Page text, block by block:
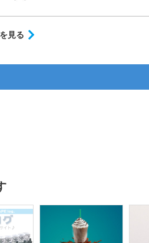
見る